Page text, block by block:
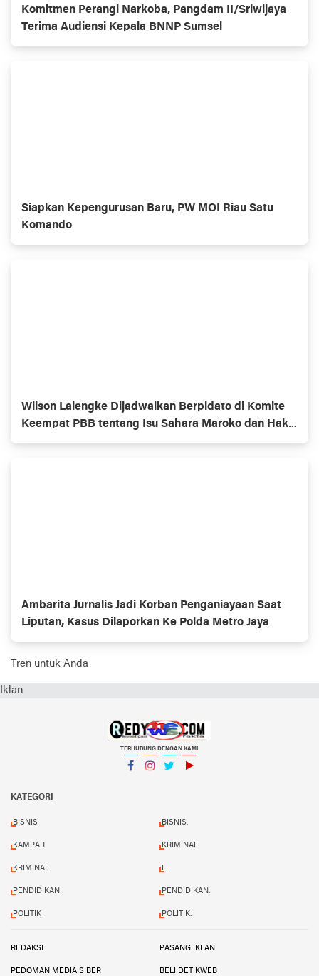
Komitmen Perangi Narkoba, Pangdam II/Sriwijaya
Terima Audiensi Kepala BNNP Sumsel
Siapkan Kepengurusan Baru, PW MOI Riau Satu
Komando
Wilson Lalengke Dijadwalkan Berpidato di Komite
Keempat PBB tentang Isu Sahara Maroko dan Hak
Asasi Manusia
Ambarita Jurnalis Jadi Korban Penganiayaan Saat
Liputan, Kasus Dilaporkan Ke Polda Metro Jaya
Tren untuk Anda
Iklan
TERHUBUNG DENGAN KAMI
KATEGORI
BISNIS BISNIS.
KAMPAR KRIMINAL
KRIMINAL. L
PENDIDIKAN PENDIDIKAN.
POLITIK POLITIK.
REDAKSI PASANG IKLAN
PEDOMAN MEDIA SIBER BELI DETIKWEB